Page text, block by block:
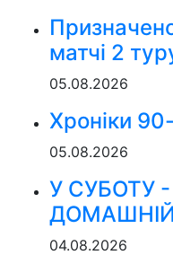
матчі 2
05.08.2026
Хроніки
05.08.2026
У СУБОТУ
04.08.2026